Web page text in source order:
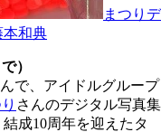
まつりデ
本和典
）
で、アイドルグループ
さんのデジタル写真集
結成10周年を迎えたタ